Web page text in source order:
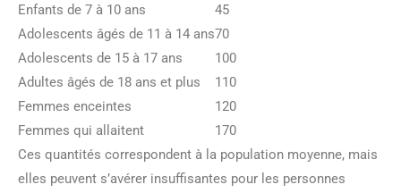
Enfants de 7 à 10 ans
45
Adolescents âgés de 11 à 14 ans70
Adolescents de 15 à 17 ans
100
Adultes âgés de 18 ans et plus
110
Femmes enceintes
120
Femmes qui allaitent
170
Ces quantités correspondent à la population moyenne, mais
elles peuvent s’avérer insuffisantes pour les personnes